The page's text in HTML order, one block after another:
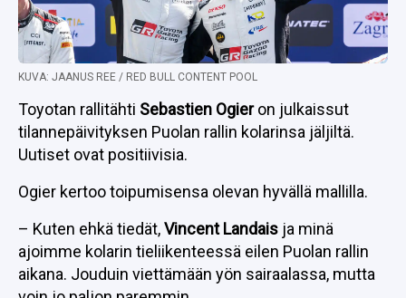
KUVA: JAANUS REE / RED BULL CONTENT POOL
Toyotan rallitähti Sebastien Ogieron julkaissut
tilannepäivityksen Puolan rallin kolarinsa jäljiltä.
Uutiset ovat positiivisia.
Ogier kertoo toipumisensa olevan hyvällä mallilla.
– Kuten ehkä tiedät,Vincent Landais ja minä
ajoimme kolarin tieliikenteessä eilen Puolan rallin
aikana. Jouduin viettämään yön sairaalassa, mutta